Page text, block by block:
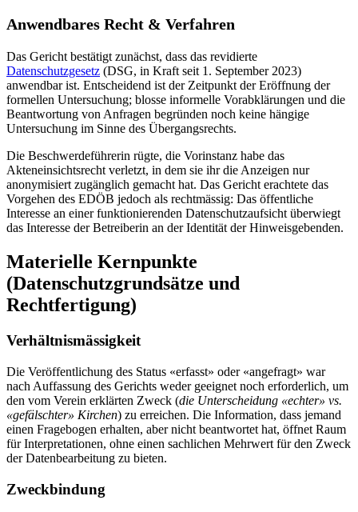
Anwendbares Recht & Verfahren
Das Gericht bestätigt zunächst, dass das revidierte
Datenschutzgesetz (DSG, in Kraft seit 1. September 2023)
anwendbar ist. Entscheidend ist der Zeitpunkt der Eröffnung der
formellen Untersuchung; blosse informelle Vorabklärungen und die
Beantwortung von Anfragen begründen noch keine hängige
Untersuchung im Sinne des Übergangsrechts.
Die Beschwerdeführerin rügte, die Vorinstanz habe das
Akteneinsichtsrecht verletzt, in dem sie ihr die Anzeigen nur
anonymisiert zugänglich gemacht hat. Das Gericht erachtete das
Vorgehen des EDÖB jedoch als rechtmässig: Das öffentliche
Interesse an einer funktionierenden Datenschutzaufsicht überwiegt
das Interesse der Betreiberin an der Identität der Hinweisgebenden.
Materielle Kernpunkte
(Datenschutzgrundsätze und
Rechtfertigung)
Verhältnismässigkeit
Die Veröffentlichung des Status «erfasst» oder «angefragt» war
nach Auffassung des Gerichts weder geeignet noch erforderlich, um
den vom Verein erklärten Zweck (die Unterscheidung «echter» vs.
«gefälschter» Kirchen) zu erreichen. Die Information, dass jemand
einen Fragebogen erhalten, aber nicht beantwortet hat, öffnet Raum
für Interpretationen, ohne einen sachlichen Mehrwert für den Zweck
der Datenbearbeitung zu bieten.
Zweckbindung